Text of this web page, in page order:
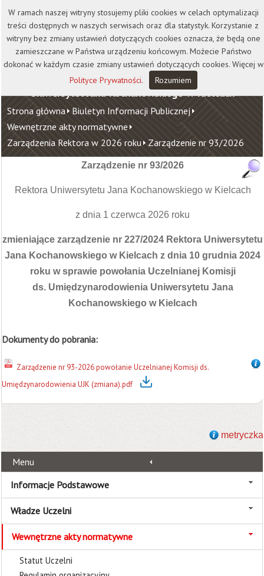
Kontakt Biblioteka
Wydawnictwo
Wirtualna Uczelnia
Uniwersytet Jana Kochanowskiego w Kielcach
Strona główna Biuletyn Informacji Publicznej
Wewnętrzne akty normatywne
Zarządzenia Rektora w 2026 roku Zarządzenie nr 93/2026
Zarządzenie nr 93/2026
Rektora Uniwersytetu Jana Kochanowskiego w Kielcach
z dnia 1 czerwca 2026 roku
zmieniające zarządzenie nr 227/2024 Rektora Uniwersytetu
Jana Kochanowskiego w Kielcach z dnia 10 grudnia 2024
roku w sprawie powołania Uczelnianej Komisji
ds. Umiędzynarodowienia Uniwersytetu Jana
Kochanowskiego w Kielcach
Dokumenty do pobrania:
Zarządzenie nr 93-2026 powołanie Uczelnianej Komisji ds.
Umiędzynarodowienia UJK (zmiana).pdf
metryczka
Menu
Informacje Podstawowe
Władze Uczelni
Wewnętrzne akty normatywne
Statut Uczelni
W ramach naszej witryny stosujemy pliki cookies w celach optymalizacji
treści dostępnych w naszych serwisach oraz dla statystyk. Korzystanie z
witryny bez zmiany ustawień dotyczących cookies oznacza, że będą one
zamieszczane w Państwa urządzeniu końcowym. Możecie Państwo
dokonać w każdym czasie zmiany ustawień dotyczących cookies. Więcej w
Polityce Prywatności. Rozumiem